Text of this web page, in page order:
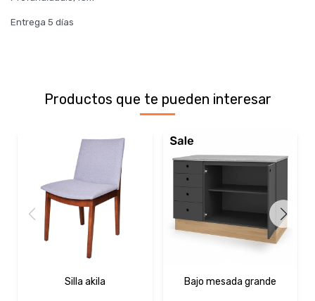
Entrega 5 días
Productos que te pueden interesar
Silla akila Bajo mesada grande